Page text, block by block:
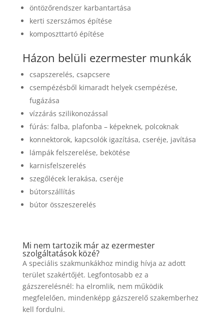
öntözőrendszer karbantartása
kerti szerszámos építése
komposzttartó építése
Házon belüli ezermester munkák
csapszerelés, csapcsere
csempézésből kimaradt helyek csempézése,
fugázása
vízzárás szilikonozással
fúrás: falba, plafonba – képeknek, polcoknak
konnektorok, kapcsolók igazítása, cseréje, javítása
lámpák felszerelése, bekötése
karnisfelszerelés
szegőlécek lerakása, cseréje
bútorszállítás
bútor összeszerelés
Mi nem tartozik már az ezermester
szolgáltatások közé?
A speciális szakmunkákhoz mindig hívja az adott
terület szakértőjét. Legfontosabb ez a
gázszerelésnél: ha elromlik, nem működik
megfelelően, mindenképp gázszerelő szakemberhez
kell fordulni.